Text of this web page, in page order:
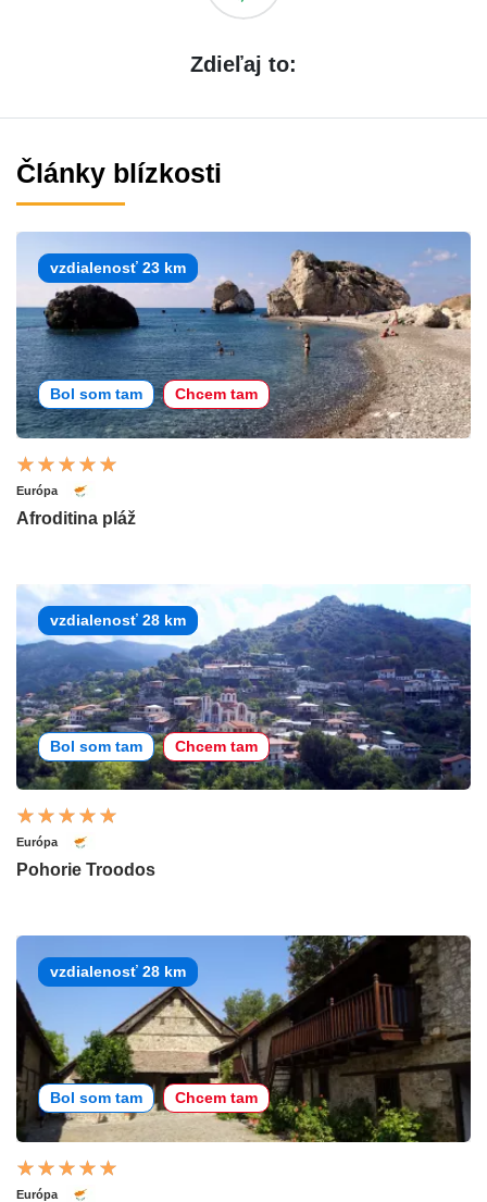
Zdieľaj to:
Články blízkosti
vzdialenosť 23 km
Bol som tam Chcem tam
Európa
Afroditina pláž
vzdialenosť 28 km
Bol som tam Chcem tam
Európa
Pohorie Troodos
vzdialenosť 28 km
Bol som tam Chcem tam
Európa